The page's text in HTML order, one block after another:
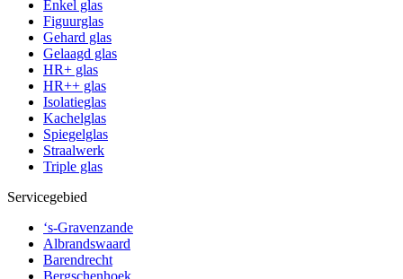
Enkel glas
Figuurglas
Gehard glas
Gelaagd glas
HR+ glas
HR++ glas
Isolatieglas
Kachelglas
Spiegelglas
Straalwerk
Triple glas
Servicegebied
‘s-Gravenzande
Albrandswaard
Barendrecht
Bergschenhoek